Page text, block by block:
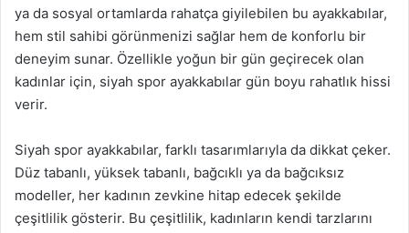
ya da sosyal ortamlarda rahatça giyilebilen bu ayakkabılar,
hem stil sahibi görünmenizi sağlar hem de konforlu bir
deneyim sunar. Özellikle yoğun bir gün geçirecek olan
kadınlar için, siyah spor ayakkabılar gün boyu rahatlık hissi
verir.
Siyah spor ayakkabılar, farklı tasarımlarıyla da dikkat çeker.
Düz tabanlı, yüksek tabanlı, bağcıklı ya da bağcıksız
modeller, her kadının zevkine hitap edecek şekilde
çeşitlilik gösterir. Bu çeşitlilik, kadınların kendi tarzlarını